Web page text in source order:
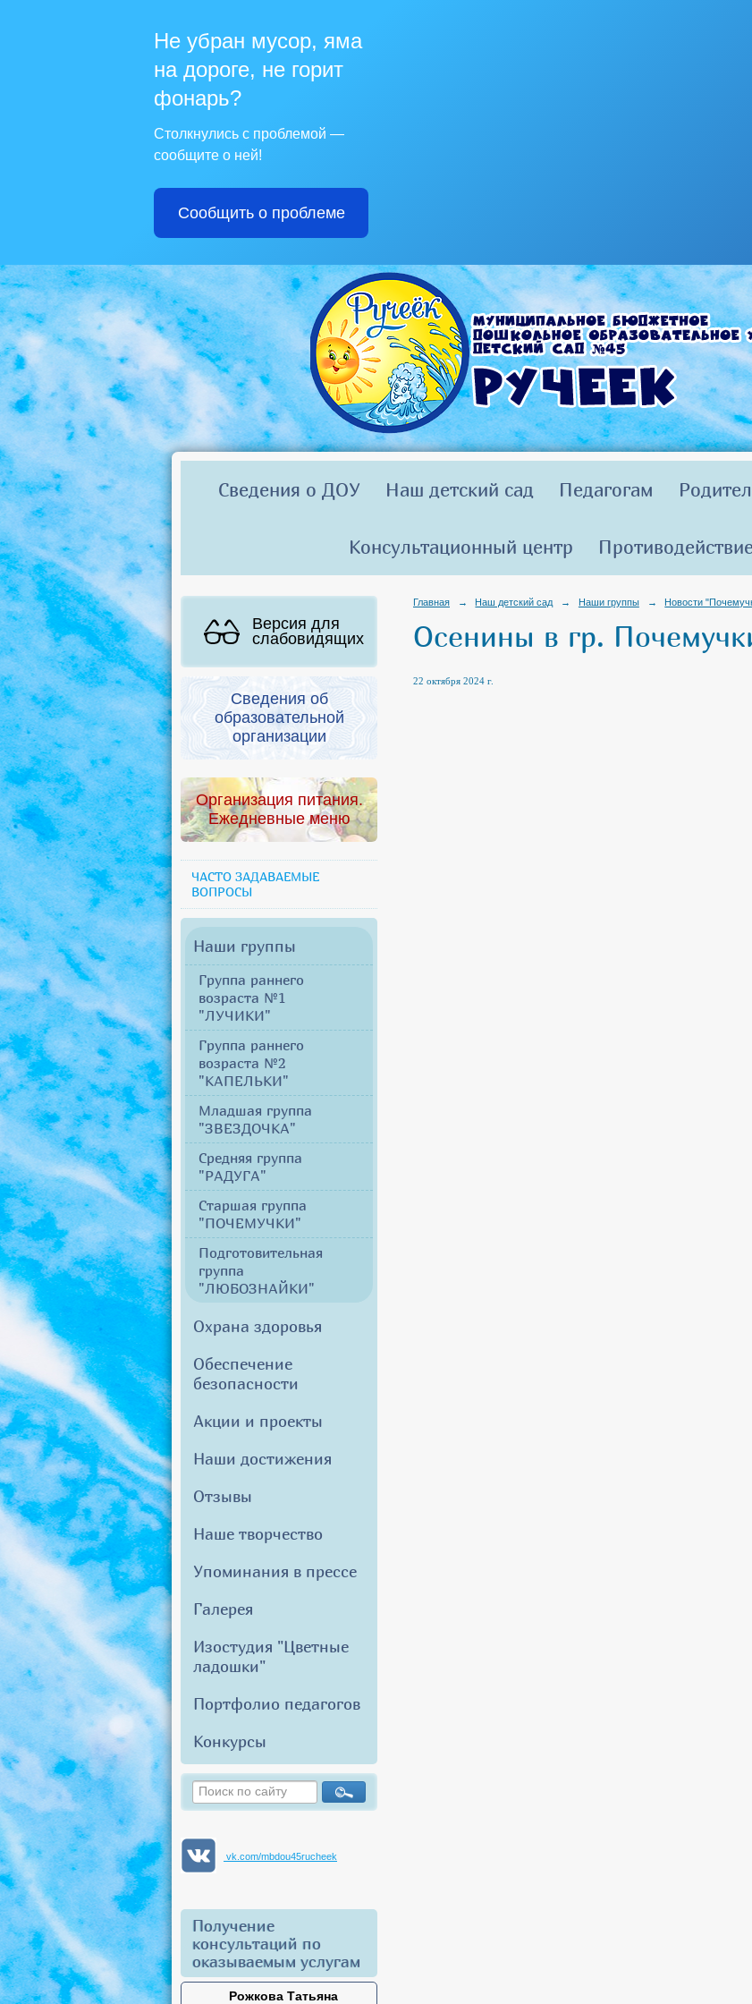
Не убран мусор, яма
на дороге, не горит
фонарь?
Столкнулись с проблемой —
сообщите о ней!
Сообщить о проблеме
Сведения о ДОУ Наш детский сад Педагогам
Консультационный центр
Версия для
слабовидящих
Сведения об
образовательной
организации
Организация питания.
Ежедневные меню
ЧАСТО ЗАДАВАЕМЫЕ
ВОПРОСЫ
Наши группы
Группа раннего
возраста №1
"ЛУЧИКИ"
Группа раннего
возраста №2
"КАПЕЛЬКИ"
Младшая группа
"ЗВЕЗДОЧКА"
Средняя группа
"РАДУГА"
Старшая группа
"ПОЧЕМУЧКИ"
Подготовительная
группа
"ЛЮБОЗНАЙКИ"
Охрана здоровья
Обеспечение
безопасности
Акции и проекты
Наши достижения
Отзывы
Наше творчество
Упоминания в прессе
Галерея
Изостудия "Цветные
ладошки"
Портфолио педагогов
Конкурсы
vk.com/mbdou45rucheek
Получение
консультаций по
оказываемым услугам
Рожкова Татьяна
Главная → Наш детский сад → Наши группы → Новости
Осенины в гр.
22 октября 2024 г.